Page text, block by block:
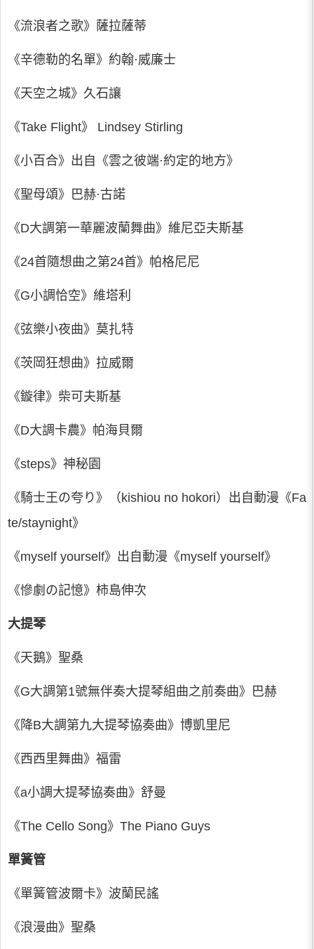
《流浪者之歌》薩拉薩蒂
《辛德勒的名單》約翰·威廉士
《天空之城》久石讓
《Take Flight》 Lindsey Stirling
《小百合》出自《雲之彼端·約定的地方》
《聖母頌》巴赫·古諾
《D大調第一華麗波蘭舞曲》維尼亞夫斯基
《24首隨想曲之第24首》帕格尼尼
《G小調恰空》維塔利
《弦樂小夜曲》莫扎特
《茨岡狂想曲》拉威爾
《鏇律》柴可夫斯基
《D大調卡農》帕海貝爾
《steps》神秘園
《騎士王の夸り》（kishiou no hokori）出自動漫《Fa
te/staynight》
《myself yourself》出自動漫《myself yourself》
《慘劇の記憶》柿島伸次
大提琴
《天鵝》聖桑
《G大調第1號無伴奏大提琴組曲之前奏曲》巴赫
《降B大調第九大提琴協奏曲》博凱里尼
《西西里舞曲》福雷
《a小調大提琴協奏曲》舒曼
《The Cello Song》The Piano Guys
單簧管
《單簧管波爾卡》波蘭民謠
《浪漫曲》聖桑